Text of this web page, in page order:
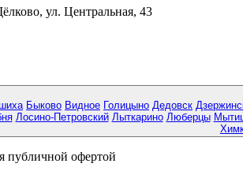
ул. Центральная, 43
Быково Видное Голицыно Дедовск
Лосино-Петровский Лыткарино Люберцы
публичной офертой